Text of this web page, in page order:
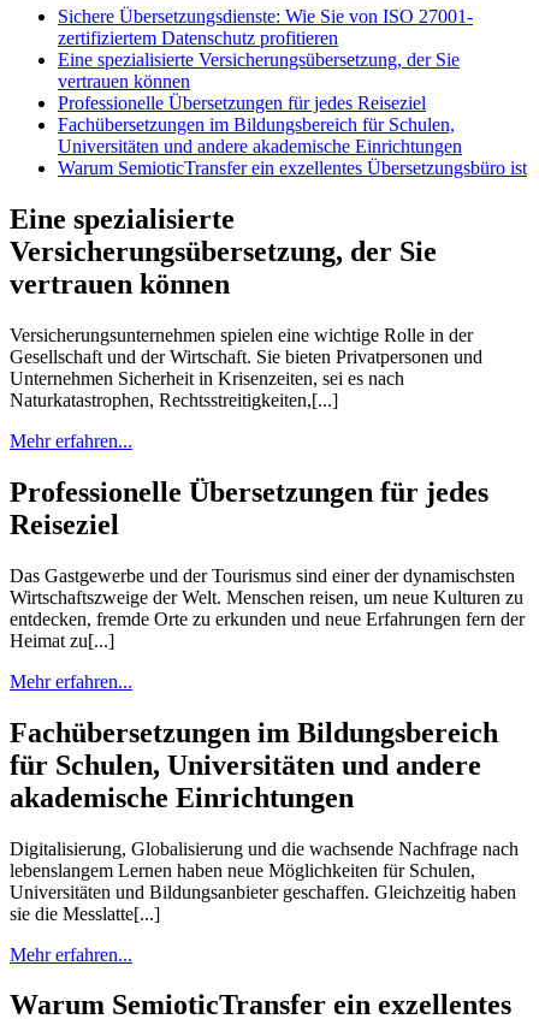
Sichere Übersetzungsdienste: Wie Sie von ISO 27001-
zertifiziertem Datenschutz profitieren
Eine spezialisierte Versicherungsübersetzung, der Sie
vertrauen können
Professionelle Übersetzungen für jedes Reiseziel
Fachübersetzungen im Bildungsbereich für Schulen,
Universitäten und andere akademische Einrichtungen
Warum SemioticTransfer ein exzellentes Übersetzungsbüro ist
Eine spezialisierte
Versicherungsübersetzung, der Sie
vertrauen können
Versicherungsunternehmen spielen eine wichtige Rolle in der
Gesellschaft und der Wirtschaft. Sie bieten Privatpersonen und
Unternehmen Sicherheit in Krisenzeiten, sei es nach
Naturkatastrophen, Rechtsstreitigkeiten,[...]
Mehr erfahren...
Professionelle Übersetzungen für jedes
Reiseziel
Das Gastgewerbe und der Tourismus sind einer der dynamischsten
Wirtschaftszweige der Welt. Menschen reisen, um neue Kulturen zu
entdecken, fremde Orte zu erkunden und neue Erfahrungen fern der
Heimat zu[...]
Mehr erfahren...
Fachübersetzungen im Bildungsbereich
für Schulen, Universitäten und andere
akademische Einrichtungen
Digitalisierung, Globalisierung und die wachsende Nachfrage nach
lebenslangem Lernen haben neue Möglichkeiten für Schulen,
Universitäten und Bildungsanbieter geschaffen. Gleichzeitig haben
sie die Messlatte[...]
Mehr erfahren...
Warum SemioticTransfer ein exzellentes